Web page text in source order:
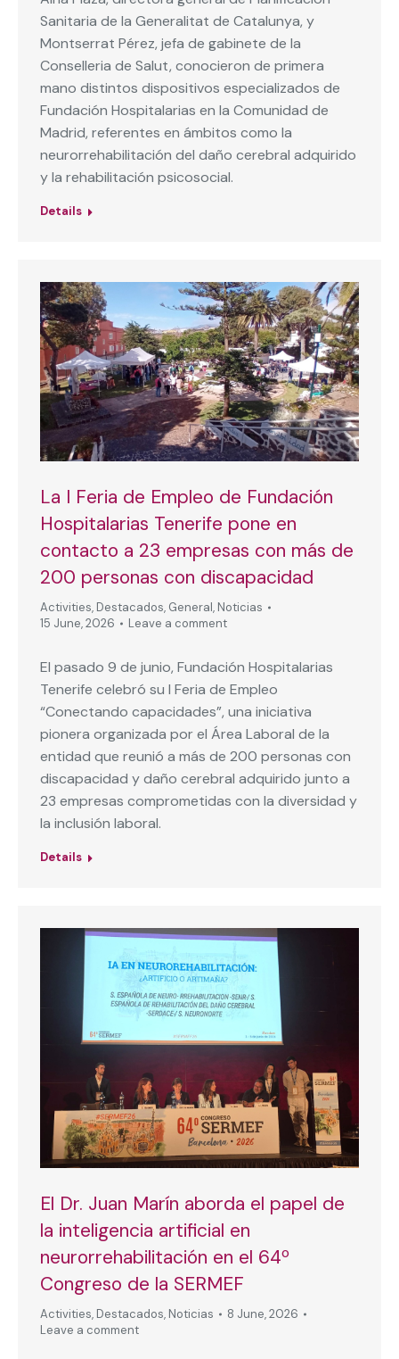
Sanitaria de la Generalitat de Catalunya, y
Montserrat Pérez, jefa de gabinete de la
Conselleria de Salut, conocieron de primera
mano distintos dispositivos especializados de
Fundación Hospitalarias en la Comunidad de
Madrid, referentes en ámbitos como la
neurorrehabilitación del daño cerebral adquirido
y la rehabilitación psicosocial.
Details
La I Feria de Empleo de Fundación
Hospitalarias Tenerife pone en
contacto a 23 empresas con más de
200 personas con discapacidad
Activities, Destacados, General, Noticias
15 June, 2026
Leave a comment
El pasado 9 de junio, Fundación Hospitalarias
Tenerife celebró su I Feria de Empleo
“Conectando capacidades”, una iniciativa
pionera organizada por el Área Laboral de la
entidad que reunió a más de 200 personas con
discapacidad y daño cerebral adquirido junto a
23 empresas comprometidas con la diversidad y
la inclusión laboral.
Details
El Dr. Juan Marín aborda el papel de
la inteligencia artificial en
neurorrehabilitación en el 64º
Congreso de la SERMEF
Activities, Destacados, Noticias
8 June, 2026
Leave a comment